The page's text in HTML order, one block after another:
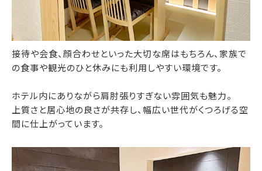
接待や会食、顔合わせといった大切な席はもちろん、家族で
の食事や観光のひと休みにも利用しやすい環境です。
ホテル内にありながら肩肘張りすぎない雰囲気も魅力。
上質さと居心地の良さが共存し、幅広い世代がくつろげる空
間に仕上がっています。